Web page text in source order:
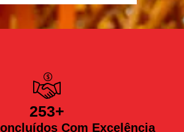
Com Excelência
253+